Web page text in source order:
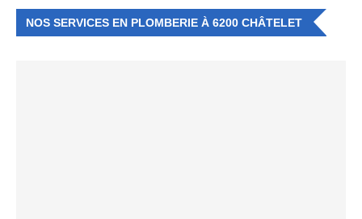
NOS SERVICES EN PLOMBERIE À 6200 CHÂTELET